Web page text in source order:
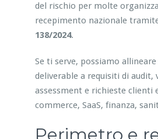
del rischio per molte
recepimento nazionale
138/2024.
Se ti serve, possiamo
deliverable a requisiti di audit,
assessment e richieste clienti
commerce, SaaS, finanza,
Perimetro e